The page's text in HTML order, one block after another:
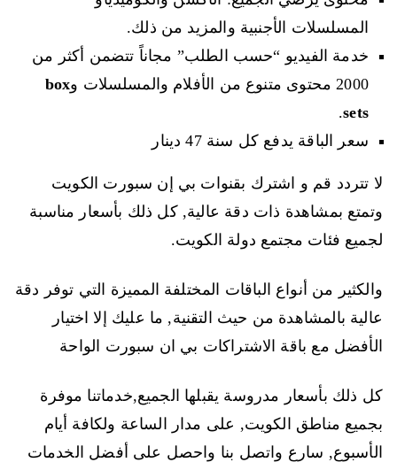
المسلسلات الأجنبية والمزيد من ذلك.
خدمة الفيديو “حسب الطلب” مجاناً تتضمن أكثر من
2000 محتوى متنوع من الأفلام والمسلسلات و
box
sets
.
سعر الباقة يدفع كل سنة 47 دينار
لا تتردد قم و اشترك بقنوات بي إن سبورت الكويت
وتمتع بمشاهدة ذات دقة عالية, كل ذلك بأسعار مناسبة
لجميع فئات مجتمع دولة الكويت.
والكثير من أنواع الباقات المختلفة المميزة التي توفر دقة
عالية بالمشاهدة من حيث التقنية, ما عليك إلا اختيار
الأفضل مع باقة الاشتراكات بي ان سبورت الواحة
كل ذلك بأسعار مدروسة يقبلها الجميع,خدماتنا موفرة
بجميع مناطق الكويت, على مدار الساعة ولكافة أيام
الأسبوع, سارع واتصل بنا واحصل على أفضل الخدمات